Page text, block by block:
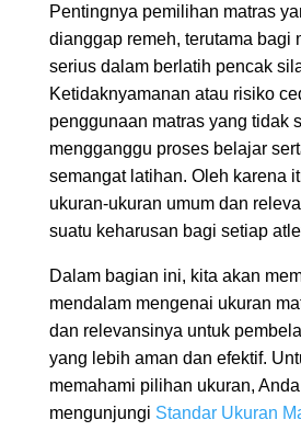
Pentingnya pemilihan matras
dianggap remeh, terutama bagi
serius dalam berlatih pencak
Ketidaknyamanan atau risiko
penggunaan matras yang tidak
mengganggu proses belajar
semangat latihan. Oleh karena
ukuran-ukuran umum dan
suatu keharusan bagi setiap
Dalam bagian ini, kita akan
mendalam mengenai ukuran
dan relevansinya untuk
yang lebih aman dan efektif.
memahami pilihan ukuran,
mengunjungi Standar Ukuran